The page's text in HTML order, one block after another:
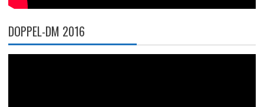
DOPPEL-DM 2016